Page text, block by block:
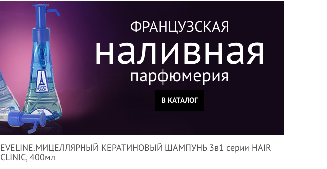
ФРАНЦУЗСКАЯ
наливная
парфюмерия
В КАТАЛОГ
EVELINE.МИЦЕЛЛЯРНЫЙ КЕРАТИНОВЫЙ ШАМПУНЬ 3в1 серии HAIR
CLINIC, 400мл